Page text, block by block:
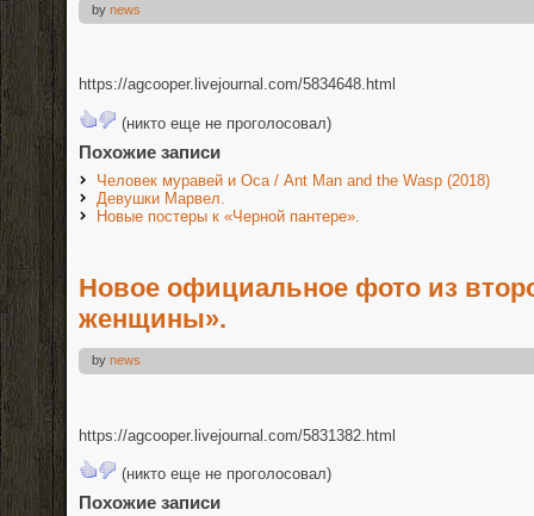
by news
https://agcooper.livejournal.com/5834648.html
(никто еще не проголосовал)
Похожие записи
Человек муравей и Оса / Ant Man and the Wasp (2018)
Девушки Марвел.
Новые постеры к «Черной пантере».
Новое официальное фото из
женщины».
by news
https://agcooper.livejournal.com/5831382.html
(никто еще не проголосовал)
Похожие записи